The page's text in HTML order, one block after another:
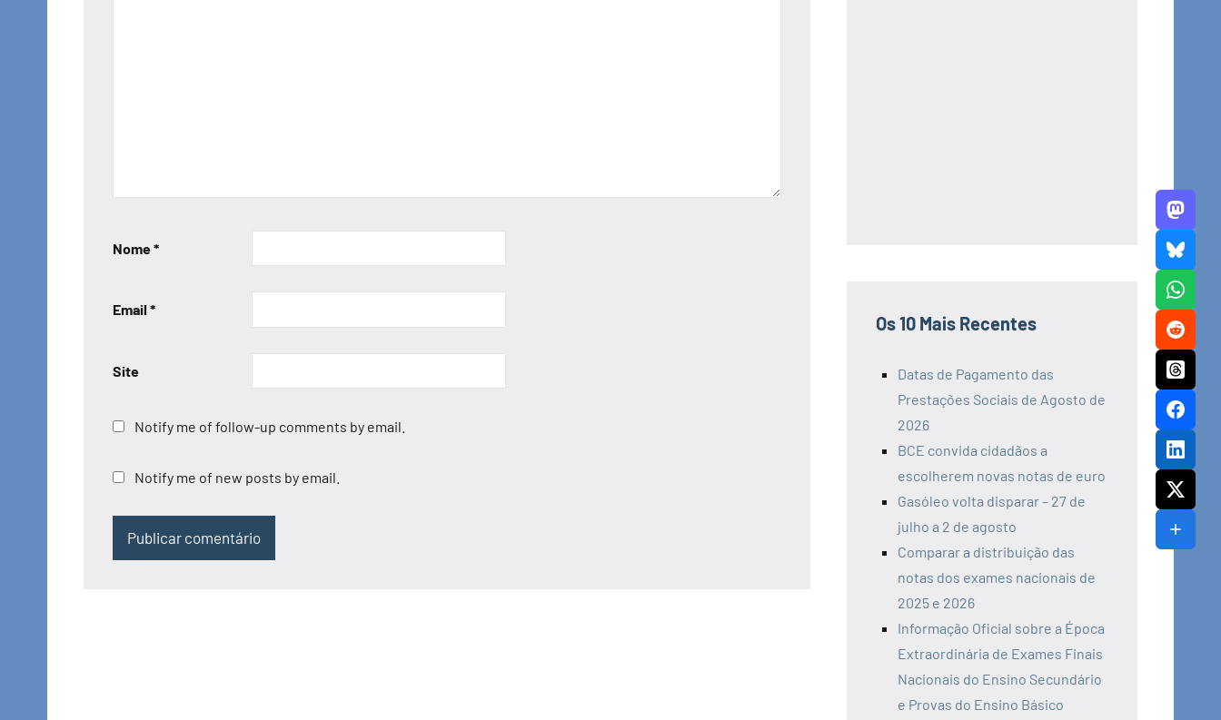
Nome*
Email *
Site
Notify me of follow-up comments by email.
Notify me of new posts by email.
Os 10 Mais Recentes
Datas de Pagamento das
Prestações Sociais de Agosto de
2026
BCE convida cidadãos a
escolherem novas notas de euro
Gasóleo volta disparar – 27 de
julho a 2 de agosto
Comparar a distribuição das
notas dos exames nacionais de
2025 e 2026
Informação Oficial sobre a Época
Extraordinária de Exames Finais
Nacionais do Ensino Secundário
e Provas do Ensino Básico